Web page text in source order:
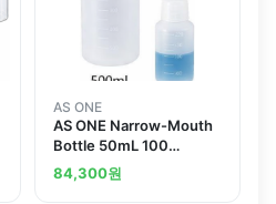
AS ONE
AS ONE Narrow-Mouth
Bottle 50mL 100
Pcsand others
84,300원